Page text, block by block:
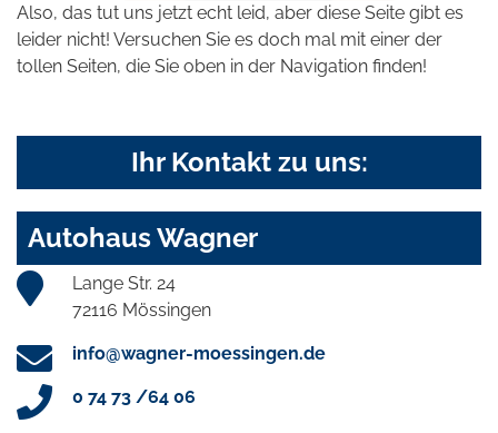
Also, das tut uns jetzt echt leid, aber diese Seite gibt es
leider nicht! Versuchen Sie es doch mal mit einer der
tollen Seiten, die Sie oben in der Navigation finden!
Ihr Kontakt zu uns:
Autohaus Wagner
Lange Str. 24
72116 Mössingen
info@wagner-moessingen.de
0 74 73 /64 06